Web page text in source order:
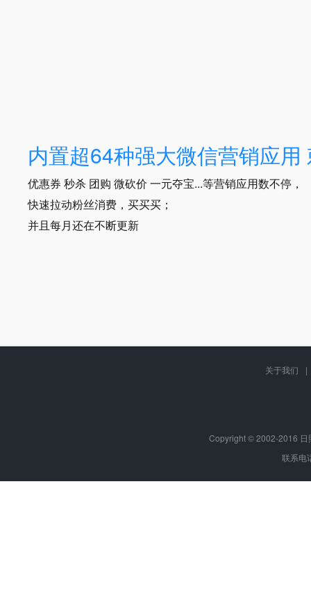
内置超64种强大微信营销应用
优惠券 秒杀 团购 微砍价 一元夺宝...等营销应用数不停，
快速拉动粉丝消费，买买买；
并且每月还在不断更新
关于我们 |
Copyright © 2002-2016
联系电